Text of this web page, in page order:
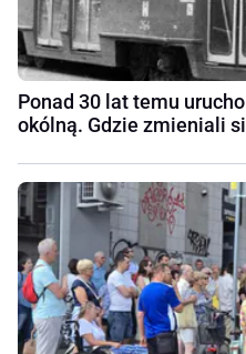
Ponad 30 lat temu
okólną. Gdzie zmieniali